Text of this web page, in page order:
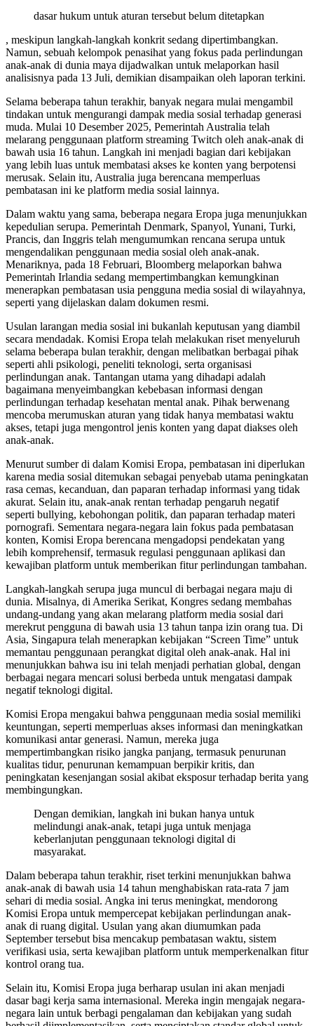
dasar hukum untuk aturan tersebut belum ditetapkan
, meskipun langkah-langkah konkrit sedang dipertimbangkan.
Namun, sebuah kelompok penasihat yang fokus pada perlindungan
anak-anak di dunia maya dijadwalkan untuk melaporkan hasil
analisisnya pada 13 Juli, demikian disampaikan oleh laporan terkini.
Selama beberapa tahun terakhir, banyak negara mulai mengambil
tindakan untuk mengurangi dampak media sosial terhadap generasi
muda. Mulai 10 Desember 2025, Pemerintah Australia telah
melarang penggunaan platform streaming Twitch oleh anak-anak di
bawah usia 16 tahun. Langkah ini menjadi bagian dari kebijakan
yang lebih luas untuk membatasi akses ke konten yang berpotensi
merusak. Selain itu, Australia juga berencana memperluas
pembatasan ini ke platform media sosial lainnya.
Dalam waktu yang sama, beberapa negara Eropa juga menunjukkan
kepedulian serupa. Pemerintah Denmark, Spanyol, Yunani, Turki,
Prancis, dan Inggris telah mengumumkan rencana serupa untuk
mengendalikan penggunaan media sosial oleh anak-anak.
Menariknya, pada 18 Februari, Bloomberg melaporkan bahwa
Pemerintah Irlandia sedang mempertimbangkan kemungkinan
menerapkan pembatasan usia pengguna media sosial di wilayahnya,
seperti yang dijelaskan dalam dokumen resmi.
Usulan larangan media sosial ini bukanlah keputusan yang diambil
secara mendadak. Komisi Eropa telah melakukan riset menyeluruh
selama beberapa bulan terakhir, dengan melibatkan berbagai pihak
seperti ahli psikologi, peneliti teknologi, serta organisasi
perlindungan anak. Tantangan utama yang dihadapi adalah
bagaimana menyeimbangkan kebebasan informasi dengan
perlindungan terhadap kesehatan mental anak. Pihak berwenang
mencoba merumuskan aturan yang tidak hanya membatasi waktu
akses, tetapi juga mengontrol jenis konten yang dapat diakses oleh
anak-anak.
Menurut sumber di dalam Komisi Eropa, pembatasan ini diperlukan
karena media sosial ditemukan sebagai penyebab utama peningkatan
rasa cemas, kecanduan, dan paparan terhadap informasi yang tidak
akurat. Selain itu, anak-anak rentan terhadap pengaruh negatif
seperti bullying, kebohongan politik, dan paparan terhadap materi
pornografi. Sementara negara-negara lain fokus pada pembatasan
konten, Komisi Eropa berencana mengadopsi pendekatan yang
lebih komprehensif, termasuk regulasi penggunaan aplikasi dan
kewajiban platform untuk memberikan fitur perlindungan tambahan.
Langkah-langkah serupa juga muncul di berbagai negara maju di
dunia. Misalnya, di Amerika Serikat, Kongres sedang membahas
undang-undang yang akan melarang platform media sosial dari
merekrut pengguna di bawah usia 13 tahun tanpa izin orang tua. Di
Asia, Singapura telah menerapkan kebijakan “Screen Time” untuk
memantau penggunaan perangkat digital oleh anak-anak. Hal ini
menunjukkan bahwa isu ini telah menjadi perhatian global, dengan
berbagai negara mencari solusi berbeda untuk mengatasi dampak
negatif teknologi digital.
Komisi Eropa mengakui bahwa penggunaan media sosial memiliki
keuntungan, seperti memperluas akses informasi dan meningkatkan
komunikasi antar generasi. Namun, mereka juga
mempertimbangkan risiko jangka panjang, termasuk penurunan
kualitas tidur, penurunan kemampuan berpikir kritis, dan
peningkatan kesenjangan sosial akibat eksposur terhadap berita yang
membingungkan.
Dengan demikian, langkah ini bukan hanya untuk
melindungi anak-anak, tetapi juga untuk menjaga
keberlanjutan penggunaan teknologi digital di
masyarakat.
Dalam beberapa tahun terakhir, riset terkini menunjukkan bahwa
anak-anak di bawah usia 14 tahun menghabiskan rata-rata 7 jam
sehari di media sosial. Angka ini terus meningkat, mendorong
Komisi Eropa untuk mempercepat kebijakan perlindungan anak-
anak di ruang digital. Usulan yang akan diumumkan pada
September tersebut bisa mencakup pembatasan waktu, sistem
verifikasi usia, serta kewajiban platform untuk memperkenalkan fitur
kontrol orang tua.
Selain itu, Komisi Eropa juga berharap usulan ini akan menjadi
dasar bagi kerja sama internasional. Mereka ingin mengajak negara-
negara lain untuk berbagi pengalaman dan kebijakan yang sudah